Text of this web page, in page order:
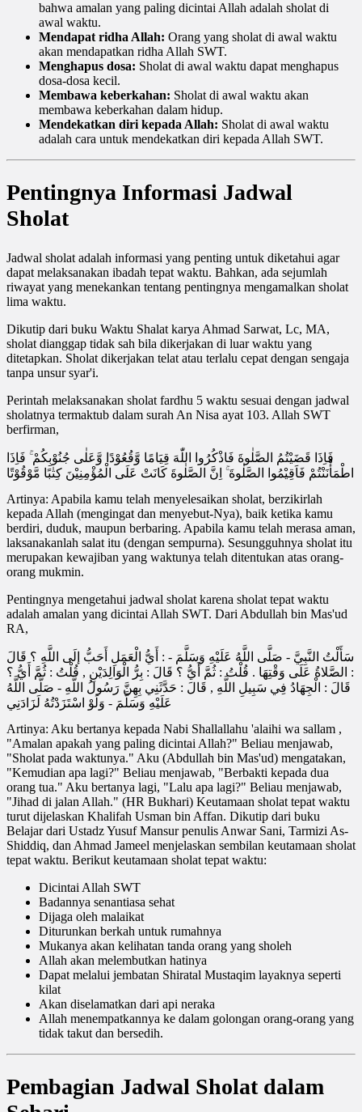
bahwa amalan yang paling dicintai Allah adalah sholat di
awal waktu.
Mendapat ridha Allah: Orang yang sholat di awal waktu
akan mendapatkan ridha Allah SWT.
Menghapus dosa: Sholat di awal waktu dapat menghapus
dosa-dosa kecil.
Membawa keberkahan: Sholat di awal waktu akan
membawa keberkahan dalam hidup.
Mendekatkan diri kepada Allah: Sholat di awal waktu
adalah cara untuk mendekatkan diri kepada Allah SWT.
Pentingnya Informasi Jadwal
Sholat
Jadwal sholat adalah informasi yang penting untuk diketahui agar
dapat melaksanakan ibadah tepat waktu. Bahkan, ada sejumlah
riwayat yang menekankan tentang pentingnya mengamalkan sholat
lima waktu.
Dikutip dari buku Waktu Shalat karya Ahmad Sarwat, Lc, MA,
sholat dianggap tidak sah bila dikerjakan di luar waktu yang
ditetapkan. Sholat dikerjakan telat atau terlalu cepat dengan sengaja
tanpa unsur syar'i.
Perintah melaksanakan sholat fardhu 5 waktu sesuai dengan jadwal
sholatnya termaktub dalam surah An Nisa ayat 103. Allah SWT
berfirman,
فَاِذَا قَضَيْتُمُ الصَّلٰوةَ فَاذْكُرُوا اللّٰهَ قِيَامًا وَّقُعُوْدًا وَّعَلٰى جُنُوْبِكُمْ ۚ فَاِذَا
اطْمَأْنَنْتُمْ فَاَقِيْمُوا الصَّلٰوةَ ۚ اِنَّ الصَّلٰوةَ كَانَتْ عَلَى الْمُؤْمِنِيْنَ كِتٰبًا مَّوْقُوْتًا
Artinya: Apabila kamu telah menyelesaikan sholat, berzikirlah
kepada Allah (mengingat dan menyebut-Nya), baik ketika kamu
berdiri, duduk, maupun berbaring. Apabila kamu telah merasa aman,
laksanakanlah salat itu (dengan sempurna). Sesungguhnya sholat itu
merupakan kewajiban yang waktunya telah ditentukan atas orang-
orang mukmin.
Pentingnya mengetahui jadwal sholat karena sholat tepat waktu
adalah amalan yang dicintai Allah SWT. Dari Abdullah bin Mas'ud
RA,
سَأَلْتُ النَّبِيَّ - صَلَّى اللَّهُ عَلَيْهِ وَسَلَّمَ - : أَيُّ الْعَمَلِ أَحَبُّ إلَى اللَّهِ ؟ قَالَ
: الصَّلاةُ عَلَى وَقْتِهَا . قُلْتُ : ثُمَّ أَيُّ ؟ قَالَ : بِرُّ الْوَالِدَيْنِ , قُلْتُ : ثُمَّ أَيُّ ؟
قَالَ : الْجِهَادُ فِي سَبِيلِ اللَّهِ , قَالَ : حَدَّثَنِي بِهِنَّ رَسُولُ اللَّهِ - صَلَّى اللَّهُ
عَلَيْهِ وَسَلَّمَ - وَلَوْ اسْتَزَدْتُهُ لَزَادَنِي
Artinya: Aku bertanya kepada Nabi Shallallahu 'alaihi wa sallam ,
"Amalan apakah yang paling dicintai Allah?" Beliau menjawab,
"Sholat pada waktunya." Aku (Abdullah bin Mas'ud) mengatakan,
"Kemudian apa lagi?" Beliau menjawab, "Berbakti kepada dua
orang tua." Aku bertanya lagi, "Lalu apa lagi?" Beliau menjawab,
"Jihad di jalan Allah." (HR Bukhari) Keutamaan sholat tepat waktu
turut dijelaskan Khalifah Usman bin Affan. Dikutip dari buku
Belajar dari Ustadz Yusuf Mansur penulis Anwar Sani, Tarmizi As-
Shiddiq, dan Ahmad Jameel menjelaskan sembilan keutamaan sholat
tepat waktu. Berikut keutamaan sholat tepat waktu:
Dicintai Allah SWT
Badannya senantiasa sehat
Dijaga oleh malaikat
Diturunkan berkah untuk rumahnya
Mukanya akan kelihatan tanda orang yang sholeh
Allah akan melembutkan hatinya
Dapat melalui jembatan Shiratal Mustaqim layaknya seperti
kilat
Akan diselamatkan dari api neraka
Allah menempatkannya ke dalam golongan orang-orang yang
tidak takut dan bersedih.
Pembagian Jadwal Sholat dalam